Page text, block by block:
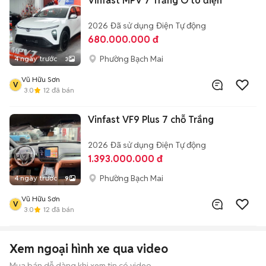
4 ngày trước 3
2026 Đã sử dụng Điện Tự động
680.000.000 đ
Phường Bạch Mai
V
Vũ Hữu Sơn
3.0
12 đã bán
4 ngày trước 9
Vinfast VF9 Plus 7 chỗ Trắng
2026 Đã sử dụng Điện Tự động
1.393.000.000 đ
Phường Bạch Mai
V
Vũ Hữu Sơn
3.0
12 đã bán
Xem ngoại hình xe qua video